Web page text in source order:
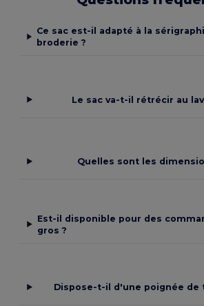
Ce sac est-il adapté à la
broderie ?
Le sac va-t-il rétrécir au
Quelles sont les
Est-il disponible pour des
gros ?
Dispose-t-il d'une poignée de